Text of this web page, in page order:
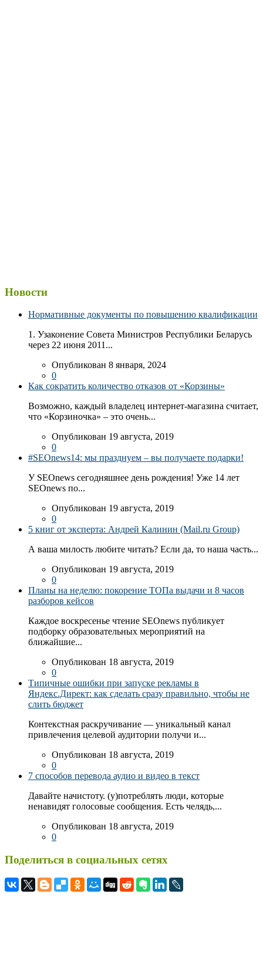
Новости
Нормативные документы по повышению квалификации
1. Узаконение Совета Министров Республики Беларусь
через 22 июня 2011...
Опубликован 8 января, 2024
0
Как сократить количество отказов от «Корзины»
Возможно, каждый владелец интернет-магазина считает,
что «Корзиночка» – это очень...
Опубликован 19 августа, 2019
0
#SEOnews14: мы празднуем – вы получаете подарки!
У SEOnews сегодняшнее день рождения! Уже 14 лет
SEOnews по...
Опубликован 19 августа, 2019
0
5 книг от эксперта: Андрей Калинин (Mail.ru Group)
А ваша милость любите читать? Если да, то наша часть...
Опубликован 19 августа, 2019
0
Планы на неделю: покорение ТОПа выдачи и 8 часов
разборов кейсов
Каждое воскресенье чтение SEOnews публикует
подборку образовательных мероприятий на
ближайшие...
Опубликован 18 августа, 2019
0
Типичные ошибки при запуске рекламы в
Яндекс.Директ: как сделать сразу правильно, чтобы не
слить бюджет
Контекстная раскручивание — уникальный канал
привлечения целевой аудитории получи и...
Опубликован 18 августа, 2019
0
7 способов перевода аудио и видео в текст
Давайте начистоту. (у)потреблять люди, которые
ненавидят голосовые сообщения. Есть челядь,...
Опубликован 18 августа, 2019
0
Поделиться в социальных сетях